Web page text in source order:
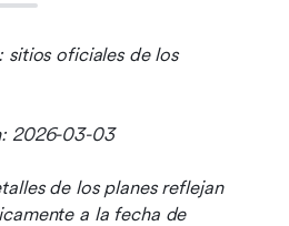
sitios oficiales de los
2026-03-03
de los planes reflejan
a la fecha de